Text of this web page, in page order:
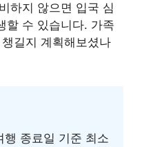
하지 않으면 입국 심
할 수 있습니다. 가족
길지 계획해보셨나
행 종료일 기준 최소